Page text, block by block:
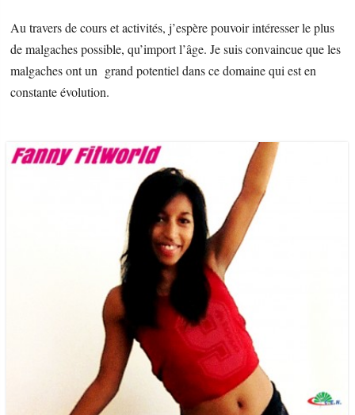
Au travers de cours et activités, j’espère pouvoir intéresser le plus
de malgaches possible, qu’import l’âge. Je suis convaincue que les
malgaches ont un grand potentiel dans ce domaine qui est en
constante évolution.